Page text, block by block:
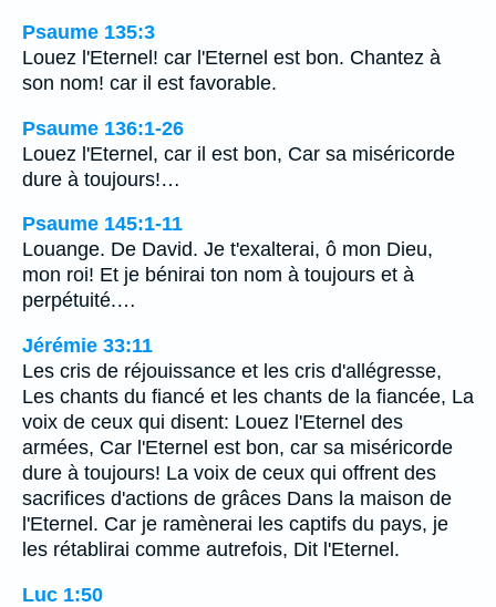
Psaume 135:3
Louez l'Eternel! car l'Eternel est bon. Chantez à
son nom! car il est favorable.
Psaume 136:1-26
Louez l'Eternel, car il est bon, Car sa miséricorde
dure à toujours!…
Psaume 145:1-11
Louange. De David. Je t'exalterai, ô mon Dieu,
mon roi! Et je bénirai ton nom à toujours et à
perpétuité.…
Jérémie 33:11
Les cris de réjouissance et les cris d'allégresse,
Les chants du fiancé et les chants de la fiancée, La
voix de ceux qui disent: Louez l'Eternel des
armées, Car l'Eternel est bon, car sa miséricorde
dure à toujours! La voix de ceux qui offrent des
sacrifices d'actions de grâces Dans la maison de
l'Eternel. Car je ramènerai les captifs du pays, je
les rétablirai comme autrefois, Dit l'Eternel.
Luc 1:50